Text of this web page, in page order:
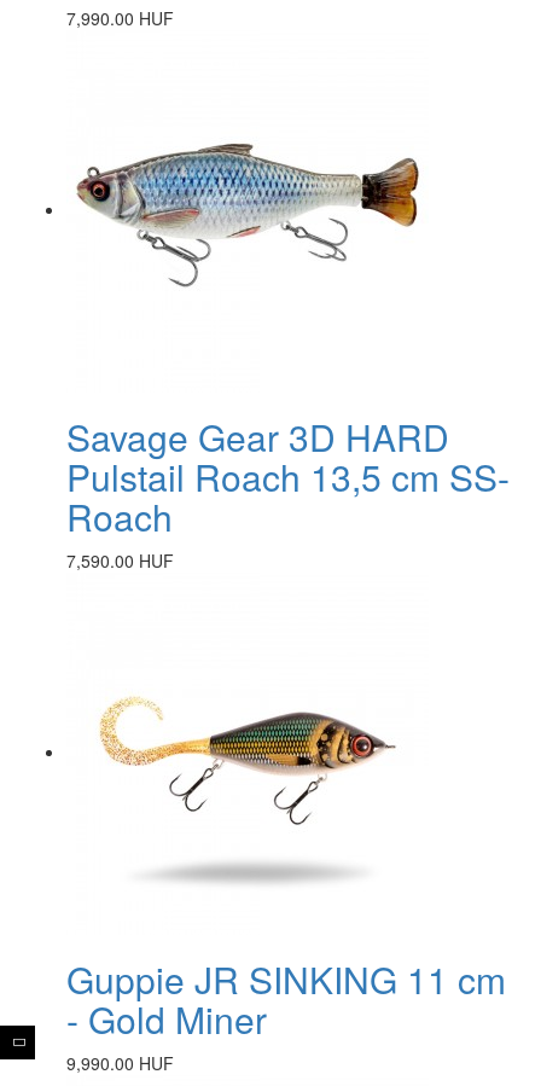
7,990.00 HUF
Savage Gear 3D HARD
Pulstail Roach 13,5 cm SS-
Roach
7,590.00 HUF
Guppie JR SINKING 11 cm
- Gold Miner
9,990.00 HUF